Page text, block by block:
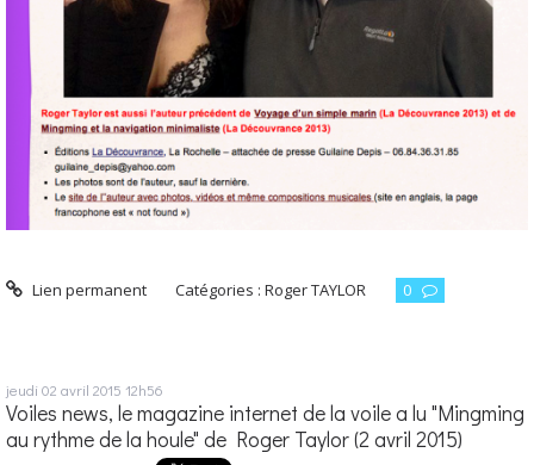
Lien permanent Catégories :Roger TAYLOR 0
jeudi 02 avril 2015 12h56
Voiles news, le magazine internet de la voile a lu "Mingming
au rythme de la houle" de Roger Taylor (2 avril 2015)